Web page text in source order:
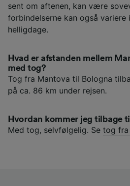
sent om aftenen, kan være
forbindelserne kan også variere
helligdage.
Hvad er afstanden mellem
med tog?
Tog fra Mantova til Bologna
på ca. 86 km under rejsen.
Hvordan kommer jeg tilbage
Med tog, selvfølgelig. Se tog fra